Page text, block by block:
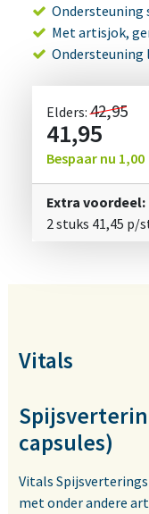
Ondersteuning
Met artisjok,
Ondersteuning
Elders:42,95
41,95
Bespaar nu 1,00
Extra voordeel:
2 stuks 41,45 p/
Vitals
capsules)
Vitals
met onder andere